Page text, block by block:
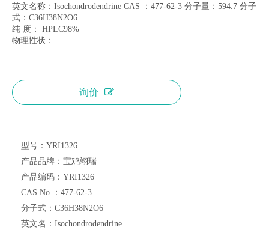
英文名称：Isochondrodendrine CAS ：477-62-3 分子量：594.7 分子
式：C36H38N2O6
纯 度： HPLC98%
物理性状：
询价
型号： YRI1326
产品品牌： 宝鸡翊瑞
产品编码： YRI1326
CAS No.： 477-62-3
分子式： C36H38N2O6
英文名： Isochondrodendrine